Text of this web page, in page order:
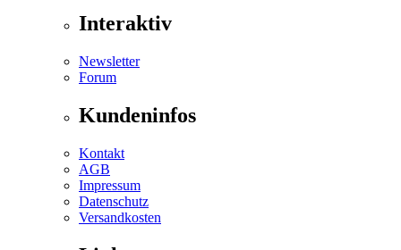
Interaktiv
Newsletter
Forum
Kundeninfos
Kontakt
AGB
Impressum
Datenschutz
Versandkosten